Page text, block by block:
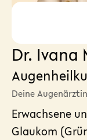
Dr. Ivana
Deine
Erwachsene
Glaukom